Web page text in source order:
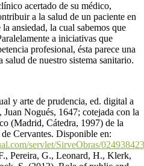
acertado de su médico,
a la salud de un paciente en
ansiedad, la cual sabemos que
a iniciativas que
profesional, ésta parece una
salud de nuestro sistema sanitario.
y arte de prudencia, ed. digital a
Juan Nogués, 1647; cotejada con la
(Madrid, Cátedra, 1997) de la
Cervantes. Disponible en:
servlet/SirveObras/
Pereira, G., Leonard, H., Klerk,